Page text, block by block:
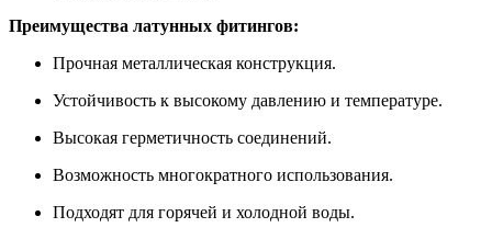
Преимущества латунных фитингов:
Прочная металлическая конструкция.
Устойчивость к высокому давлению и температуре.
Высокая герметичность соединений.
Возможность многократного использования.
Подходят для горячей и холодной воды.